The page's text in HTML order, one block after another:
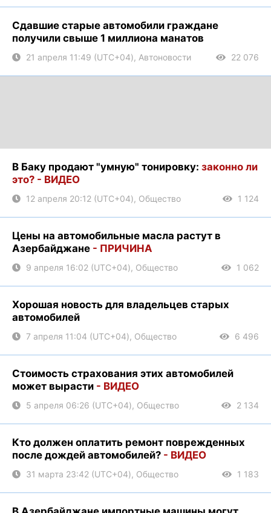
Сдавшие старые автомобили граждане
получили свыше 1 миллиона манатов
21 апреля 11:49 (UTC+04), Автоновости 22 076
В Баку продают "умную" тонировку: законно ли
это? - ВИДЕО
12 апреля 20:12 (UTC+04), Общество 1 124
Цены на автомобильные масла растут в
Азербайджане - ПРИЧИНА
9 апреля 16:02 (UTC+04), Общество 1 062
Хорошая новость для владельцев старых
автомобилей
7 апреля 11:04 (UTC+04), Общество 6 496
Стоимость страхования этих автомобилей
может вырасти - ВИДЕО
5 апреля 06:26 (UTC+04), Общество 2 134
Кто должен оплатить ремонт поврежденных
после дождей автомобилей? - ВИДЕО
31 марта 23:42 (UTC+04), Общество 1 183